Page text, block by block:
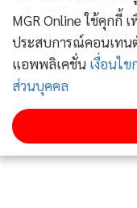
4
ชาติ Expat โตก
ทางเพื่อกระดูก
MGR Online ใช้คุกกี้
ประสบการณ์คอนเทน
แอพพลิเคชั่น เงื่อนไข
ส่วนบุคคล